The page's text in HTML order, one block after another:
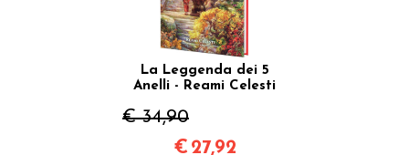
La Leggenda dei 5
Anelli - Reami Celesti
€ 34,90
€ 27,92